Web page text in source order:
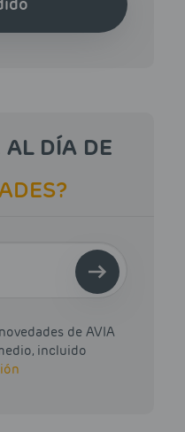
AL DÍA DE
de AVIA
incluido